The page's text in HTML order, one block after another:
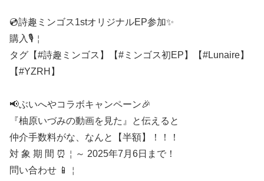
💿詩趣ミンゴス1stオリジナルEP参加✨
購入🎙￤
タグ【#詩趣ミンゴス】【#ミンゴス初EP】【#Lunaire】
【#YZRH】
📢ぶいへやコラボキャンペーン🎉
『柚原いづみの動画を見た』と伝えると
仲介手数料がな、なんと【半額】！！！
対 象 期 間 ⏰￤～ 2025年7月6日まで！
問い合わせ 📱￤